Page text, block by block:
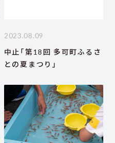
2023.08.09
中止「第18回 多可町ふるさ
との夏まつり」